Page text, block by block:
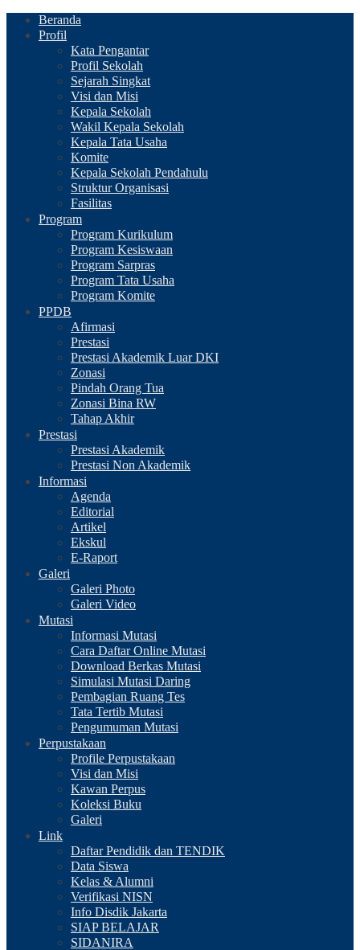
Beranda
Profil
Kata Pengantar
Profil Sekolah
Sejarah Singkat
Visi dan Misi
Kepala Sekolah
Wakil Kepala Sekolah
Kepala Tata Usaha
Komite
Kepala Sekolah Pendahulu
Struktur Organisasi
Fasilitas
Program
Program Kurikulum
Program Kesiswaan
Program Sarpras
Program Tata Usaha
Program Komite
PPDB
Afirmasi
Prestasi
Prestasi Akademik Luar DKI
Zonasi
Pindah Orang Tua
Zonasi Bina RW
Tahap Akhir
Prestasi
Prestasi Akademik
Prestasi Non Akademik
Informasi
Agenda
Editorial
Artikel
Ekskul
E-Raport
Galeri
Galeri Photo
Galeri Video
Mutasi
Informasi Mutasi
Cara Daftar Online Mutasi
Download Berkas Mutasi
Simulasi Mutasi Daring
Pembagian Ruang Tes
Tata Tertib Mutasi
Pengumuman Mutasi
Perpustakaan
Profile Perpustakaan
Visi dan Misi
Kawan Perpus
Koleksi Buku
Galeri
Link
Daftar Pendidik dan TENDIK
Data Siswa
Kelas & Alumni
Verifikasi NISN
Info Disdik Jakarta
SIAP BELAJAR
SIDANIRA